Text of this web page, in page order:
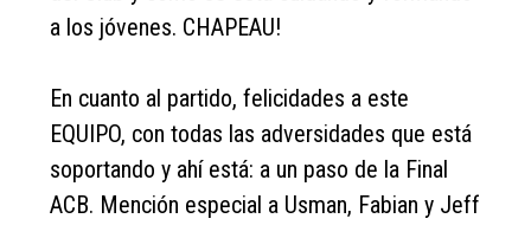
a los jóvenes. CHAPEAU!
En cuanto al partido, felicidades a este
EQUIPO, con todas las adversidades que está
soportando y ahí está: a un paso de la Final
ACB. Mención especial a Usman, Fabian y Jeff